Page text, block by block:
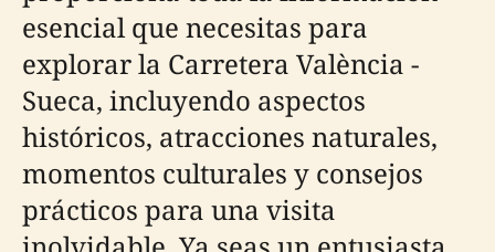
esencial que necesitas para
explorar la Carretera València -
Sueca, incluyendo aspectos
históricos, atracciones naturales,
momentos culturales y consejos
prácticos para una visita